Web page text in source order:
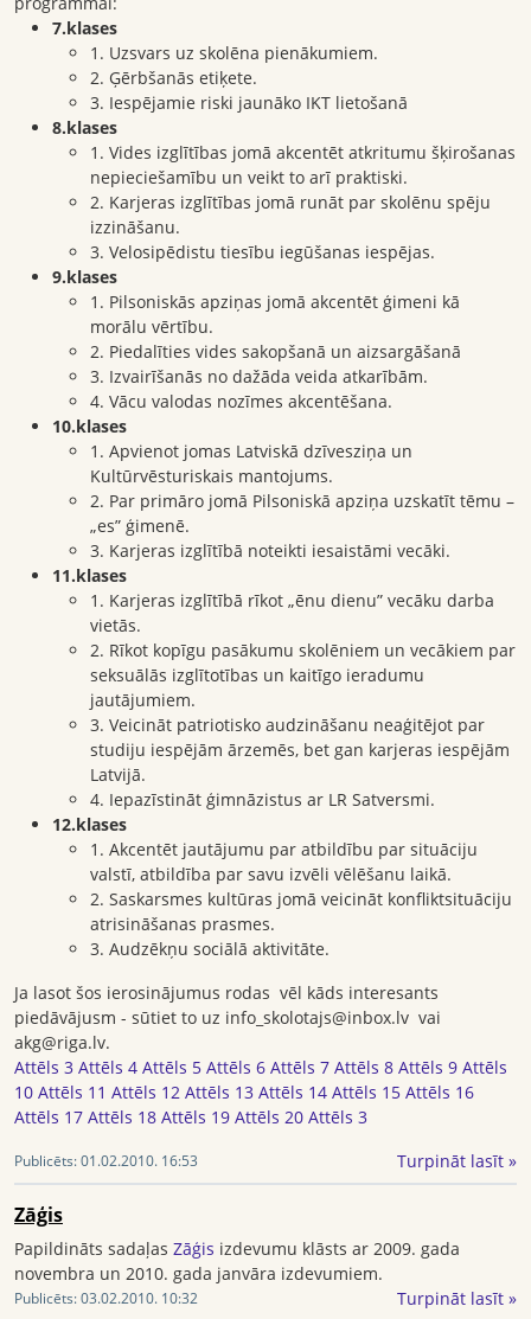
7.klases
1. Uzsvars uz skolēna pienākumiem.
2. Ģērbšanās etiķete.
3. Iespējamie riski jaunāko IKT lietošanā
8.klases
1. Vides izglītības jomā akcentēt atkritumu šķirošanas
nepieciešamību un veikt to arī praktiski.
2. Karjeras izglītības jomā runāt par skolēnu spēju
izzināšanu.
3. Velosipēdistu tiesību iegūšanas iespējas.
9.klases
1. Pilsoniskās apziņas jomā akcentēt ģimeni kā
morālu vērtību.
2. Piedalīties vides sakopšanā un aizsargāšanā
3. Izvairīšanās no dažāda veida atkarībām.
4. Vācu valodas nozīmes akcentēšana.
10.klases
1. Apvienot jomas Latviskā dzīvesziņa un
Kultūrvēsturiskais mantojums.
2. Par primāro jomā Pilsoniskā apziņa uzskatīt tēmu –
„es” ģimenē.
3. Karjeras izglītībā noteikti iesaistāmi vecāki.
11.klases
1. Karjeras izglītībā rīkot „ēnu dienu” vecāku darba
vietās.
2. Rīkot kopīgu pasākumu skolēniem un vecākiem par
seksuālās izglītotības un kaitīgo ieradumu
jautājumiem.
3. Veicināt patriotisko audzināšanu neaģitējot par
studiju iespējām ārzemēs, bet gan karjeras iespējām
Latvijā.
4. Iepazīstināt ģimnāzistus ar LR Satversmi.
12.klases
1. Akcentēt jautājumu par atbildību par situāciju
valstī, atbildība par savu izvēli vēlēšanu laikā.
2. Saskarsmes kultūras jomā veicināt konfliktsituāciju
atrisināšanas prasmes.
3. Audzēkņu sociālā aktivitāte.
Ja lasot šos ierosinājumus rodas vēl kāds interesants
piedāvājusm - sūtiet to uz info_skolotajs@inbox.lv vai
akg@riga.lv.
Attēls 3 Attēls 4 Attēls 5 Attēls 6 Attēls 7 Attēls 8 Attēls 9 Attēls
10 Attēls 11 Attēls 12 Attēls 13 Attēls 14 Attēls 15 Attēls 16
Attēls 17 Attēls 18 Attēls 19 Attēls 20 Attēls 3
Publicēts:01.02.2010. 16:53 Turpināt lasīt »
Zāģis
Papildināts sadaļas Zāģis izdevumu klāsts ar 2009. gada
novembra un 2010. gada janvāra izdevumiem.
Publicēts:03.02.2010. 10:32 Turpināt lasīt »